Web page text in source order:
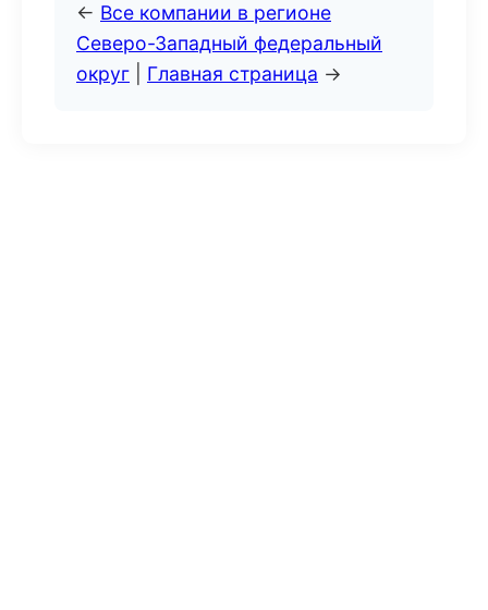
← Все компании в регионе
Северо-Западный федеральный
округ
Главная страница →